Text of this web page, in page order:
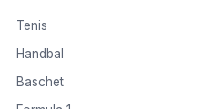
Tenis
Handbal
Baschet